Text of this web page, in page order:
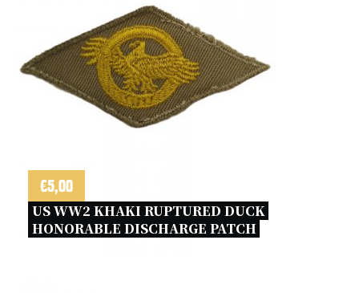
€5,00
US WW2 KHAKI RUPTURED DUCK
HONORABLE DISCHARGE PATCH